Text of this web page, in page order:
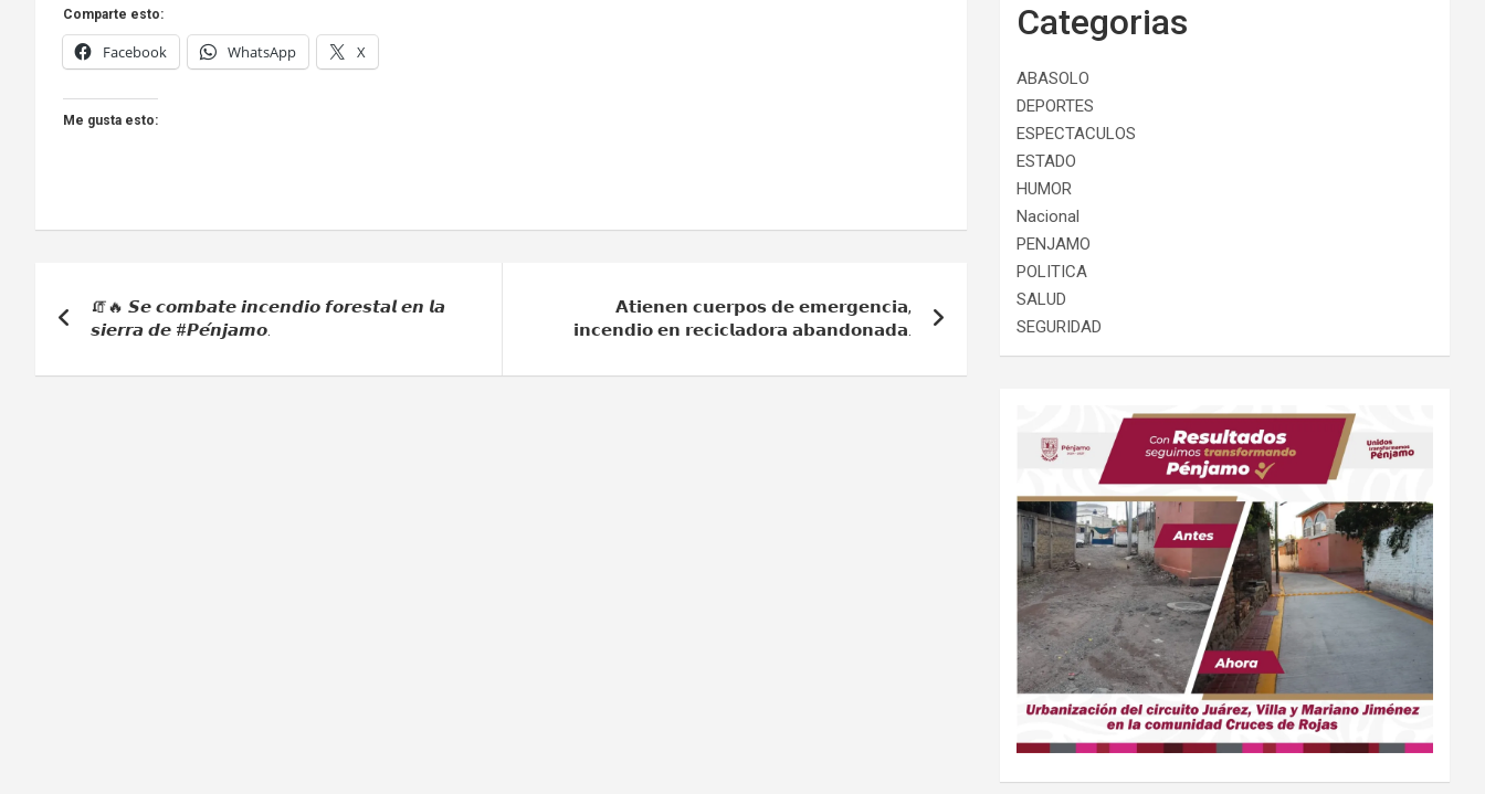
Comparte esto:
Facebook WhatsApp X
Me gusta esto:
de
entradas
🧯🔥 𝙎𝙚 𝙘𝙤𝙢𝙗𝙖𝙩𝙚 𝙞𝙣𝙘𝙚𝙣𝙙𝙞𝙤 𝙛𝙤𝙧𝙚𝙨𝙩𝙖𝙡 𝙚𝙣 𝙡𝙖
𝙨𝙞𝙚𝙧𝙧𝙖 𝙙𝙚 #𝙋𝙚́𝙣𝙟𝙖𝙢𝙤.
𝗔𝘁𝗶𝗲𝗻𝗲𝗻 𝗰𝘂𝗲𝗿𝗽𝗼𝘀 𝗱𝗲 𝗲𝗺𝗲𝗿𝗴𝗲𝗻𝗰𝗶𝗮,
𝗶𝗻𝗰𝗲𝗻𝗱𝗶𝗼 𝗲𝗻 𝗿𝗲𝗰𝗶𝗰𝗹𝗮𝗱𝗼𝗿𝗮 𝗮𝗯𝗮𝗻𝗱𝗼𝗻𝗮𝗱𝗮.
Categorias
ABASOLO
DEPORTES
ESPECTACULOS
ESTADO
HUMOR
Nacional
PENJAMO
POLITICA
SALUD
SEGURIDAD